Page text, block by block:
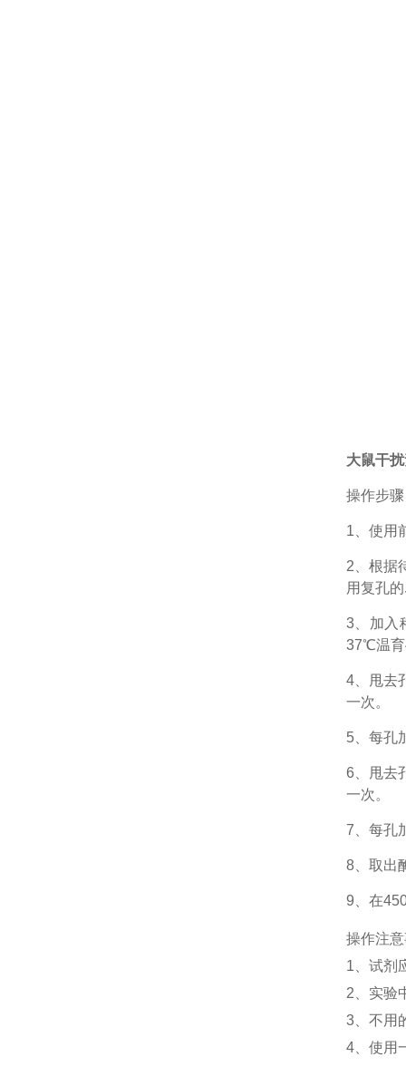
大鼠干
操作步
1、 使用
2、根据
用复孔
3、加入
37℃温育
4、甩去
一次。
5、每孔
6、甩去
一次。
7、每孔
8、取出
9、在
操作注
1、 试剂
2、 实验
3、 不用
4、 使用